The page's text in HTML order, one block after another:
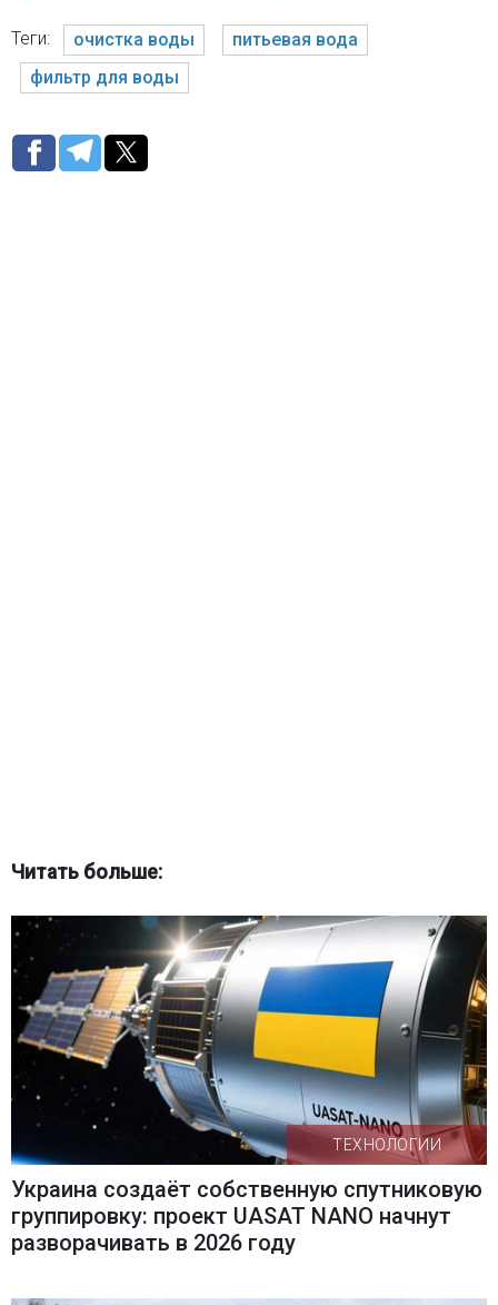
Теги: очистка воды
питьевая вода
фильтр для воды
Читать больше:
ТЕХНОЛОГИИ
Украина создаёт собственную спутниковую
группировку: проект UASAT NANO начнут
разворачивать в 2026 году